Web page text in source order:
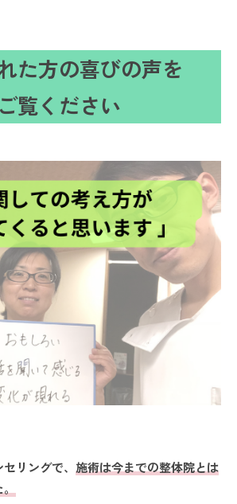
た方の喜びの声を
ご覧ください
リングで、 施術は今までの整体院とは